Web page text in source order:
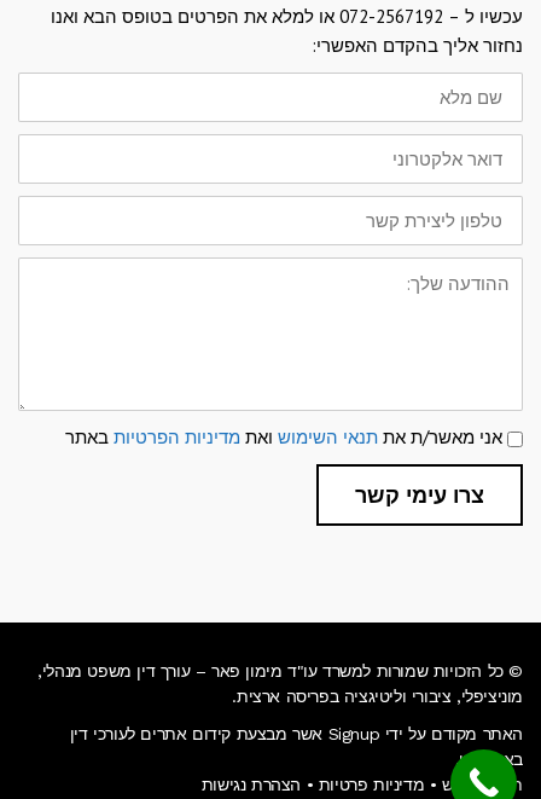
עכשיו ל – 072-2567192 או למלא את הפרטים בטופס הבא ואנו
נחזור אליך בהקדם האפשרי:
שם
מלא
דואר
אלקטרוני
טלפון
ליצירת
קשר
ההודעה
שלך:
תנאי
שימוש
ומדיניות
פרטיות
אני מאשר/ת את תנאי השימוש ואת מדיניות הפרטיות באתר
צרו עימי קשר
© כל הזכויות שמורות למשרד עו"ד מימון פאר – עורך דין משפט מנהלי,
מוניציפלי, ציבורי וליטיגציה בפריסה ארצית.
האתר מקודם על ידי Signup אשר מבצעת קידום אתרים לעורכי דין
באינטרנט.
תנאי שימוש • מדיניות פרטיות • הצהרת נגישות